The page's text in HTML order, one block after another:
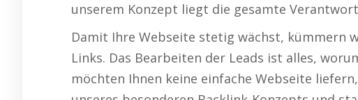
unserem Konzept liegt die gesamte
Damit Ihre Webseite stetig wächst, kümmern
Links. Das Bearbeiten der Leads ist alles,
möchten Ihnen keine einfache Webseite